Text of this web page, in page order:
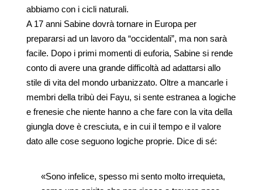
abbiamo con i cicli naturali.
A 17 anni Sabine dovrà tornare in Europa per
prepararsi ad un lavoro da “occidentali”, ma non sarà
facile. Dopo i primi momenti di euforia, Sabine si rende
conto di avere una grande difficoltà ad adattarsi allo
stile di vita del mondo urbanizzato. Oltre a mancarle i
membri della tribù dei Fayu, si sente estranea a logiche
e frenesie che niente hanno a che fare con la vita della
giungla dove è cresciuta, e in cui il tempo e il valore
dato alle cose seguono logiche proprie. Dice di sé:
«Sono infelice, spesso mi sento molto irrequieta,